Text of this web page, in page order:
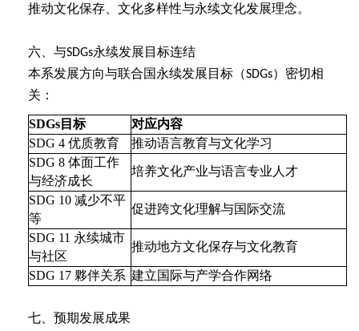
推动文化保存、文化多样性与永续文化发展理念。
六、与SDGs永续发展目标连结
本系发展方向与联合国永续发展目标（SDGs）密切相
关：
SDGs 目标
对应内容
SDG 4优质教育
推动语言教育与文化学习
SDG 8体面工作
与经济成长
培养文化产业与语言专业人才
SDG 10减少不平
等
促进跨文化理解与国际交流
SDG 11 永续城市
与社区
推动地方文化保存与文化教育
SDG 17夥伴关系 建立国际与产学合作网络
七、预期发展成果